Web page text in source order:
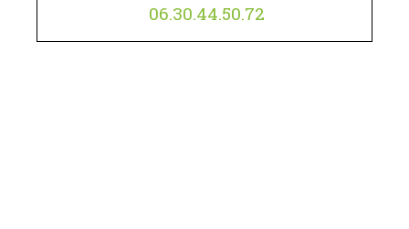
06.30.44.50.72